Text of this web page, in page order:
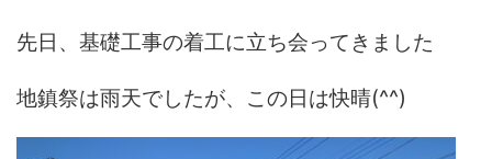
先日、基礎工事の着工に立ち会ってきました
地鎮祭は雨天でしたが、この日は快晴(^^)